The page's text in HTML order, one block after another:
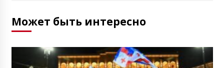
Может быть интересно